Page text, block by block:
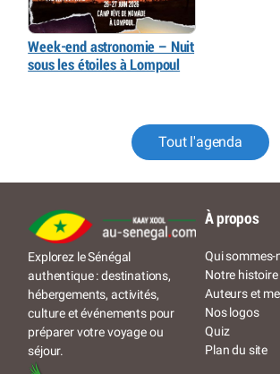
Week-end astronomie – Nuit
sous les étoiles à Lompoul
Tout l'agenda
Explorez le Sénégal
authentique : destinations,
hébergements, activités,
culture et événements pour
préparer votre voyage ou
séjour.
À propos
Qui sommes-
Notre histoire
Auteurs et
Nos logos
Quiz
Plan du site